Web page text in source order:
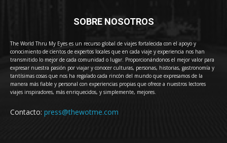
SOBRE NOSOTROS
The World Thru My Eyes es un recurso global de viajes fortalecida con el apoyo y
conocimiento de cientos de expertos locales que en cada viaje y experiencia nos han
transmitido lo mejor de cada comunidad o lugar. Proporcionándonos el mejor valor para
expresar nuestra pasión por viajar y conocer culturas, personas, historias, gastronomía y
tantísimas cosas que nos ha regalado cada rincón del mundo que expresamos de la
manera más fiable y personal con experiencias propias que ofrece a nuestros lectores
viajes inspiradores, más enriquecidos, y simplemente, mejores.
Contacto: press@thewotme.com